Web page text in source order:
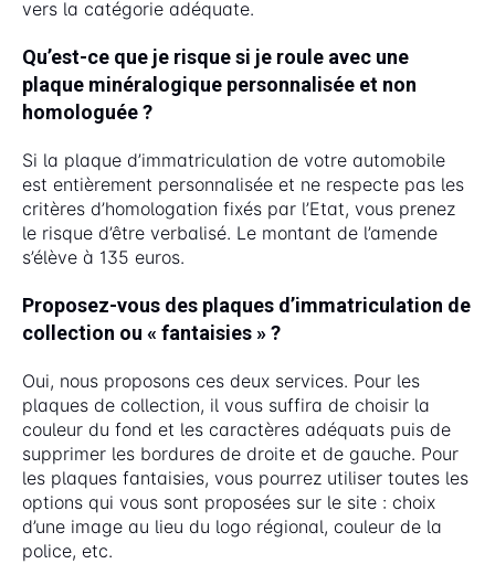
vers la catégorie adéquate.
Qu’est-ce que je risque si je roule avec une
plaque minéralogique personnalisée et non
homologuée ?
Si la plaque d’immatriculation de votre automobile
est entièrement personnalisée et ne respecte pas les
critères d’homologation fixés par l’Etat, vous prenez
le risque d’être verbalisé. Le montant de l’amende
s’élève à 135 euros.
Proposez-vous des plaques d’immatriculation de
collection ou « fantaisies » ?
Oui, nous proposons ces deux services. Pour les
plaques de collection, il vous suffira de choisir la
couleur du fond et les caractères adéquats puis de
supprimer les bordures de droite et de gauche. Pour
les plaques fantaisies, vous pourrez utiliser toutes les
options qui vous sont proposées sur le site : choix
d’une image au lieu du logo régional, couleur de la
police, etc.